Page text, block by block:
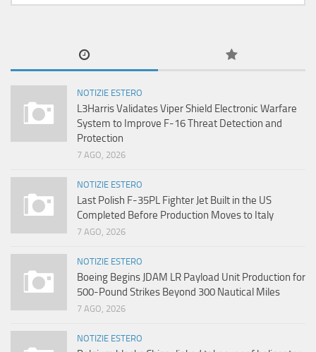
NOTIZIE ESTERO
L3Harris Validates Viper Shield Electronic Warfare
System to Improve F-16 Threat Detection and
Protection
7 AGO, 2026
NOTIZIE ESTERO
Last Polish F-35PL Fighter Jet Built in the US
Completed Before Production Moves to Italy
7 AGO, 2026
NOTIZIE ESTERO
Boeing Begins JDAM LR Payload Unit Production for
500-Pound Strikes Beyond 300 Nautical Miles
7 AGO, 2026
NOTIZIE ESTERO